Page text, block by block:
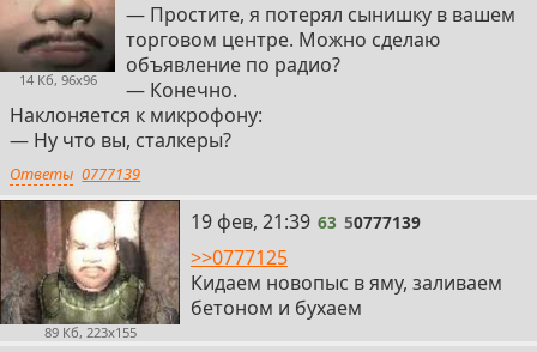
14 Кб, 96x96
— Простите, я потерял сынишку в вашем
торговом центре. Можно сделаю
объявление по радио?
— Конечно.
Наклоняется к микрофону:
— Ну что вы, сталкеры?
Ответы 0777139
89 Кб, 223x155
63
19 фев, 21:39 63 50777139
>>0777125
Кидаем новопыс в яму, заливаем
бетоном и бухаем